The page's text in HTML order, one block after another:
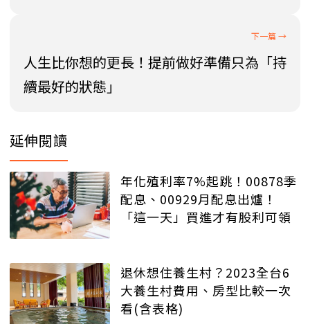
人生比你想的更長！提前做好準備只為「持
續最好的狀態」
延伸閱讀
年化殖利率7%起跳！00878季
配息、00929月配息出爐！
「這一天」買進才有股利可領
退休想住養生村？2023全台6
大養生村費用、房型比較一次
看(含表格)